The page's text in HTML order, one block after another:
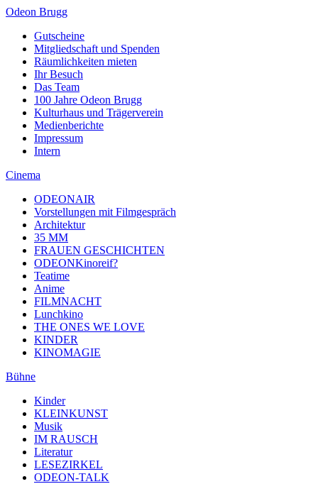
Odeon Brugg
Gutscheine
Mitgliedschaft und Spenden
Räumlichkeiten mieten
Ihr Besuch
Das Team
100 Jahre Odeon Brugg
Kulturhaus und Trägerverein
Medienberichte
Impressum
Intern
Cinema
ODEONAIR
Vorstellungen mit Filmgespräch
Architektur
35 MM
FRAUEN GESCHICHTEN
ODEONKinoreif?
Teatime
Anime
FILMNACHT
Lunchkino
THE ONES WE LOVE
KINDER
KINOMAGIE
Bühne
Kinder
KLEINKUNST
Musik
IM RAUSCH
Literatur
LESEZIRKEL
ODEON-TALK